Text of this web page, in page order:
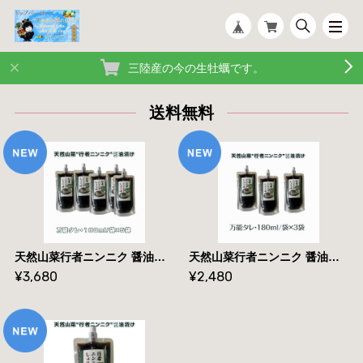
三陸産の今の生牡蠣です。
送料無料
天然山菜行者ニンニク 醤油漬け 180ml/袋 万能ダレ 送料無料
¥3,680
天然山菜行者ニンニク 醤油漬け 180ml/袋 万能ダレ 送料無料
¥2,480